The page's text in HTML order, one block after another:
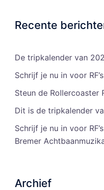
Recente
De tripkalender van
Schrijf je nu in voor
Steun de Rollercoaster
Dit is de tripkalender
Schrijf je nu in voor
Bremer
Archief